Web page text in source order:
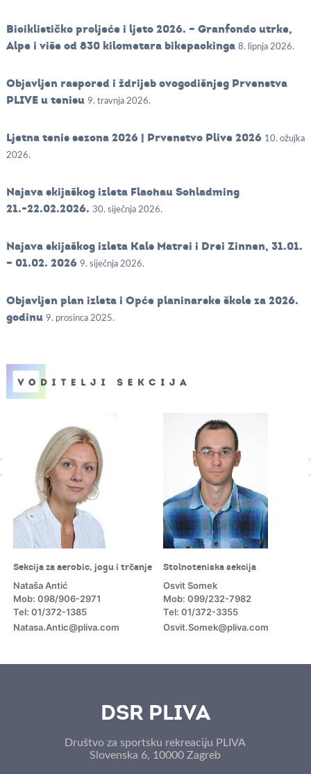
Biciklističko proljeće i ljeto 2026. – Granfondo utrke,
Alpe i više od 830 kilometara bikepackinga 8. lipnja 2026.
Objavljen raspored i ždrijeb ovogodišnjeg Prvenstva
PLIVE u tenisu 9. travnja 2026.
Ljetna tenis sezona 2026 | Prvenstvo Plive 2026 10. ožujka
2026.
Najava skijaškog izleta Flachau Schladming
21.-22.02.2026. 30. siječnja 2026.
Najava skijaškog izleta Kals Matrei i Drei Zinnen, 31.01.
– 01.02. 2026 9. siječnja 2026.
Objavljen plan izleta i Opće planinarske škole za 2026.
godinu 9. prosinca 2025.
Sekcija za aerobic, jogu i trčanje
Nataša Antić
Mob: 098/906-2971
Tel: 01/372-1385
Natasa.Antic@pliva.com
Stolnoteniska sekcija
Osvit Somek
Mob: 099/232-7982
Tel: 01/372-3355
Osvit.Somek@pliva.com
DSR PLIVA
Društvo za sportsku rekreaciju PLIVA
Slovenska 6, 10000 Zagreb